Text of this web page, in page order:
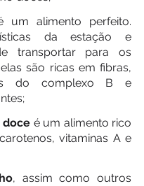
um alimento perfeito.
da estação e
transportar para os
são ricas em fibras,
do complexo B e
doce é um alimento rico
vitaminas A e
, assim como outros